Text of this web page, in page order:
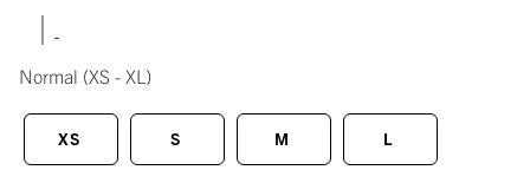
|
Normal (XS - XL)
XS S M L